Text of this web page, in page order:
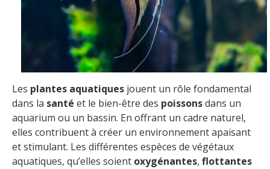
Les plantes aquatiques jouent un rôle fondamental
dans la santé et le bien-être des poissonsdans un
aquarium ou un bassin. En offrant un cadre naturel,
elles contribuent à créer un environnement apaisant
et stimulant. Les différentes espèces de végétaux
aquatiques, qu’elles soient oxygénantes, flottantes